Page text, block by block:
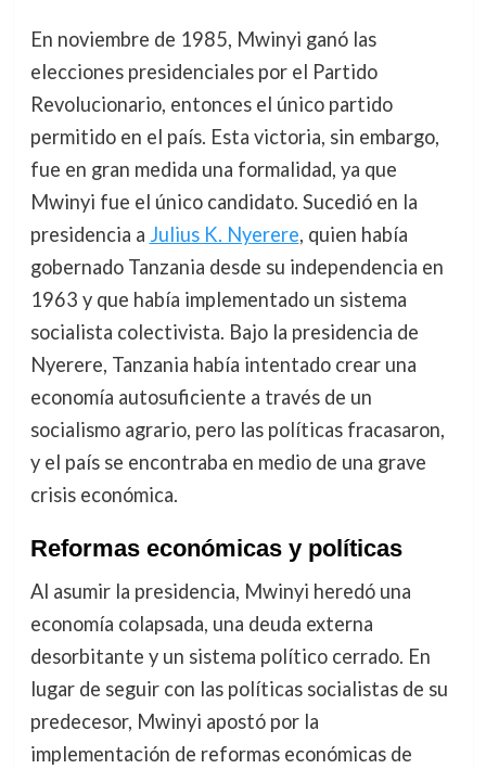
En noviembre de 1985, Mwinyi ganó las
elecciones presidenciales por el Partido
Revolucionario, entonces el único partido
permitido en el país. Esta victoria, sin embargo,
fue en gran medida una formalidad, ya que
Mwinyi fue el único candidato. Sucedió en la
presidencia a Julius K. Nyerere, quien había
gobernado Tanzania desde su independencia en
1963 y que había implementado un sistema
socialista colectivista. Bajo la presidencia de
Nyerere, Tanzania había intentado crear una
economía autosuficiente a través de un
socialismo agrario, pero las políticas fracasaron,
y el país se encontraba en medio de una grave
crisis económica.
Reformas económicas y políticas
Al asumir la presidencia, Mwinyi heredó una
economía colapsada, una deuda externa
desorbitante y un sistema político cerrado. En
lugar de seguir con las políticas socialistas de su
predecesor, Mwinyi apostó por la
implementación de reformas económicas de